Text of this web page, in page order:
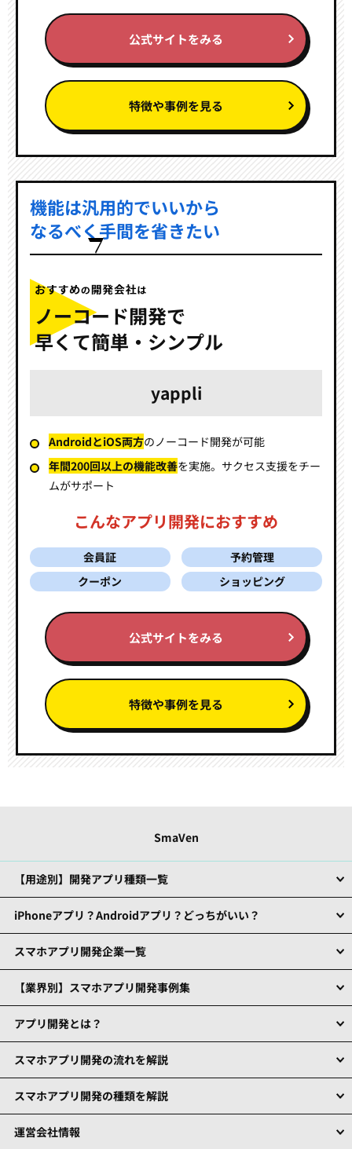
公式サイトをみる
特徴や事例を見る
機能は汎用的でいいから
なるべく手間を省きたい
ノーコード開発で
早くて簡単・シンプル
yappli
AndroidとiOS両方のノーコード開発が可能
年間200回以上の機能改善を実施。 サクセス支援をチー
ムがサポート
こんなアプリ開発におすすめ
会員証
予約管理
クーポン
ショッピング
公式サイトをみる
特徴や事例を見る
SmaVen
【用途別】開発アプリ種類一覧
iPhoneアプリ？Androidアプリ？どっちがいい？
スマホアプリ開発企業一覧
【業界別】スマホアプリ開発事例集
アプリ開発とは？
スマホアプリ開発の流れを解説
スマホアプリ開発の種類を解説
運営会社情報